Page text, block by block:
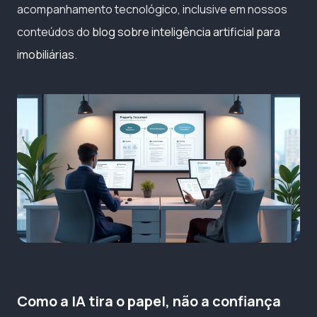
acompanhamento tecnológico, inclusive em nossos
conteúdos do blog sobre inteligência artificial para
imobiliárias.
Como a IA tira o papel, não a confiança